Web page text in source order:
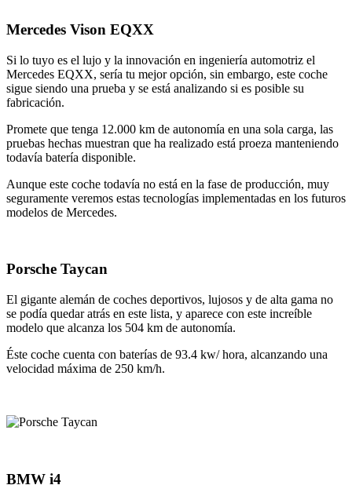
Mercedes Vison EQXX
Si lo tuyo es el lujo y la innovación en ingeniería automotriz el
Mercedes EQXX, sería tu mejor opción, sin embargo, este coche
sigue siendo una prueba y se está analizando si es posible su
fabricación.
Promete que tenga 12.000 km de autonomía en una sola carga, las
pruebas hechas muestran que ha realizado está proeza manteniendo
todavía batería disponible.
Aunque este coche todavía no está en la fase de producción, muy
seguramente veremos estas tecnologías implementadas en los futuros
modelos de Mercedes.
Porsche Taycan
El gigante alemán de coches deportivos, lujosos y de alta gama no
se podía quedar atrás en este lista, y aparece con este increíble
modelo que alcanza los 504 km de autonomía.
Éste coche cuenta con baterías de 93.4 kw/ hora, alcanzando una
velocidad máxima de 250 km/h.
BMW i4